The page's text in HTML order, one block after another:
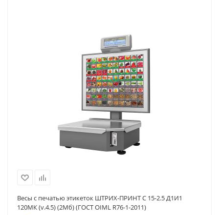
Весы с печатью этикеток ШТРИХ-ПРИНТ C 15-2.5 Д1И1
120МК (v.4.5) (2Мб) (ГОСТ OIML R76-1-2011)